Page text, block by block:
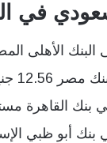
في
12.57 جنيه للشراء و 12.64
جنيه للبيع.
12.60 جنيه للشراء و 12.66
12.58 جنيه للشراء و 12.61